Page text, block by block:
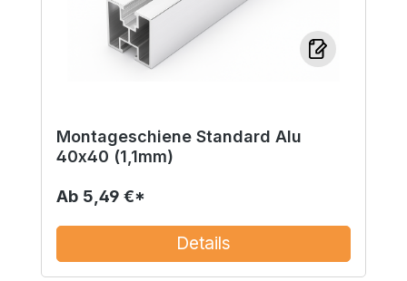
Montageschiene Standard Alu
40x40 (1,1mm)
Ab 5,49 €*
Details